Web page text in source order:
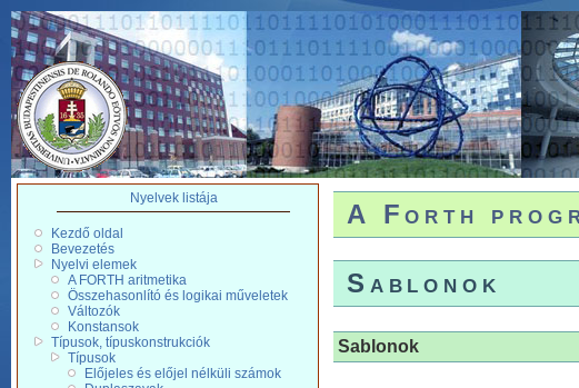
Nyelvek listája
Kezdő oldal
Bevezetés
Nyelvi elemek
A FORTH aritmetika
Összehasonlító és logikai műveletek
Változók
Konstansok
Típusok, típuskonstrukciók
Típusok
Előjeles és előjel nélküli számok
A Forth
Sablonok
Sablonok